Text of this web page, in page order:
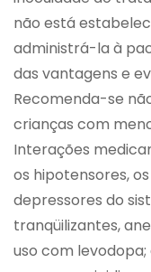
não está
administrá-la à
das vantagens e
Recomenda-se
crianças com
Interações
os hipotensores,
depressores do
tranqüilizantes,
uso com